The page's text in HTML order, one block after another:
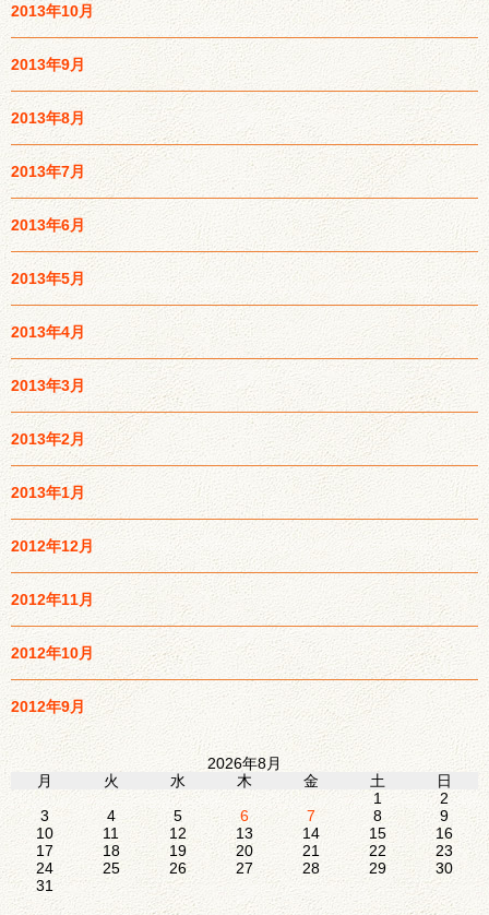
2013年10月
2013年9月
2013年8月
2013年7月
2013年6月
2013年5月
2013年4月
2013年3月
2013年2月
2013年1月
2012年12月
2012年11月
2012年10月
2012年9月
2026年8月
月
火 水 木 金 土
日
1
2
3
4 5 6 7 8
9
10
11 12 13 14 15
16
17
18 19 20 21 22
23
24
25 26 27 28 29
30
31